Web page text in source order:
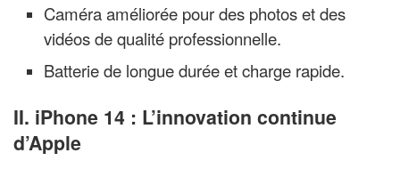
Caméra améliorée pour des photos et des
vidéos de qualité professionnelle.
Batterie de longue durée et charge rapide.
II. iPhone 14 : L’innovation continue
d’Apple